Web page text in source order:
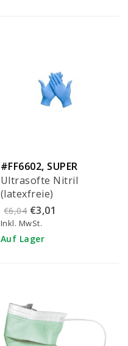
#FF6602, SUPER
quality
Ultrasofte Nitril
(latexfreie)
Handschuhe in Größe
L (100 Stück)
€6,04 €3,01
Inkl. MwSt.
Auf Lager